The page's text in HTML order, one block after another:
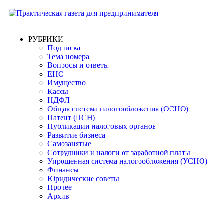
РУБРИКИ
Подписка
Тема номера
Вопросы и ответы
ЕНС
Имущество
Кассы
НДФЛ
Общая система налогообложения (ОСНО)
Патент (ПСН)
Публикации налоговых органов
Развитие бизнеса
Самозанятые
Сотрудники и налоги от заработной платы
Упрощенная система налогообложения (УСНО)
Финансы
Юридические советы
Прочее
Архив